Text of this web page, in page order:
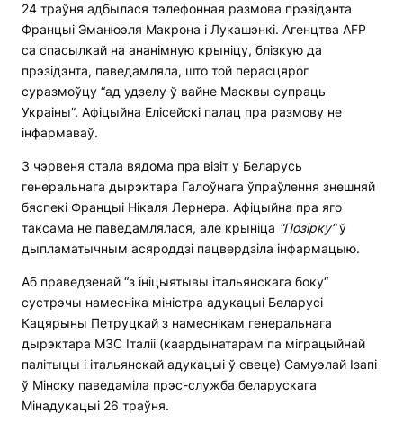
24 траўня адбылася тэлефонная размова прэзідэнта
Францыі Эманюэля Макрона і Лукашэнкі. Агенцтва AFP
са спасылкай на ананімную крыніцу, блізкую да
прэзідэнта, паведамляла, што той перасцярог
суразмоўцу “ад удзелу ў вайне Масквы супраць
Украіны”. Афіцыйна Елісейскі палац пра размову не
інфармаваў.
3 чэрвеня стала вядома пра візіт у Беларусь
генеральнага дырэктара Галоўнага ўпраўлення знешняй
бяспекі Францыі Нікаля Лернера. Афіцыйна пра яго
таксама не паведамлялася, але крыніца “Позірку“ў
дыпламатычным асяроддзі пацвердзіла інфармацыю.
Аб праведзенай “з ініцыятывы італьянскага боку“
сустрэчы намесніка міністра адукацыі Беларусі
Кацярыны Петруцкай з намеснікам генеральнага
дырэктара МЗС Італіі (каардынатарам па міграцыйнай
палітыцы і італьянскай адукацыі ў свеце) Самуэлай Ізапі
ў Мінску паведаміла прэс-служба беларускага
Мінадукацыі 26 траўня.